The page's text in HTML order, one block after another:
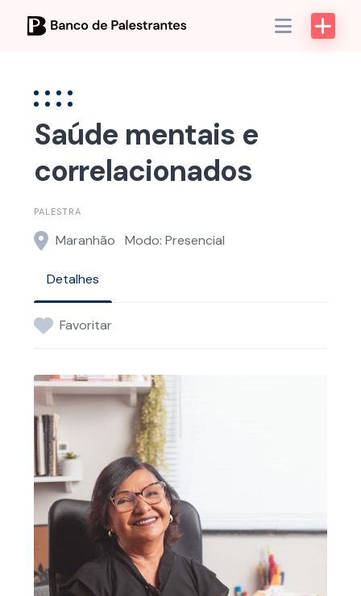
Saúde mentais e
correlacionados
PALESTRA
Maranhão Modo: Presencial
Detalhes
Favoritar